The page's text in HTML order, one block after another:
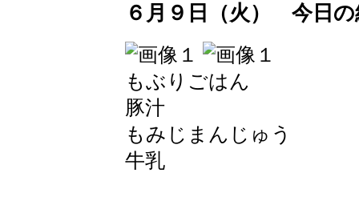
６月９日（火） 今日の
もぶりごはん
豚汁
もみじまんじゅう
牛乳